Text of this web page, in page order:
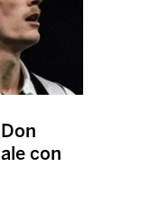
con